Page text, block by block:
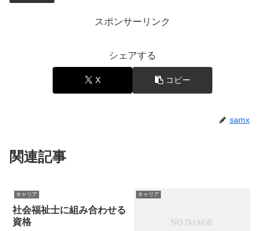
スポンサーリンク
シェアする
X コピー
samx
関連記事
キャリア
社会福祉士に組み合わせる
資格
キャリア